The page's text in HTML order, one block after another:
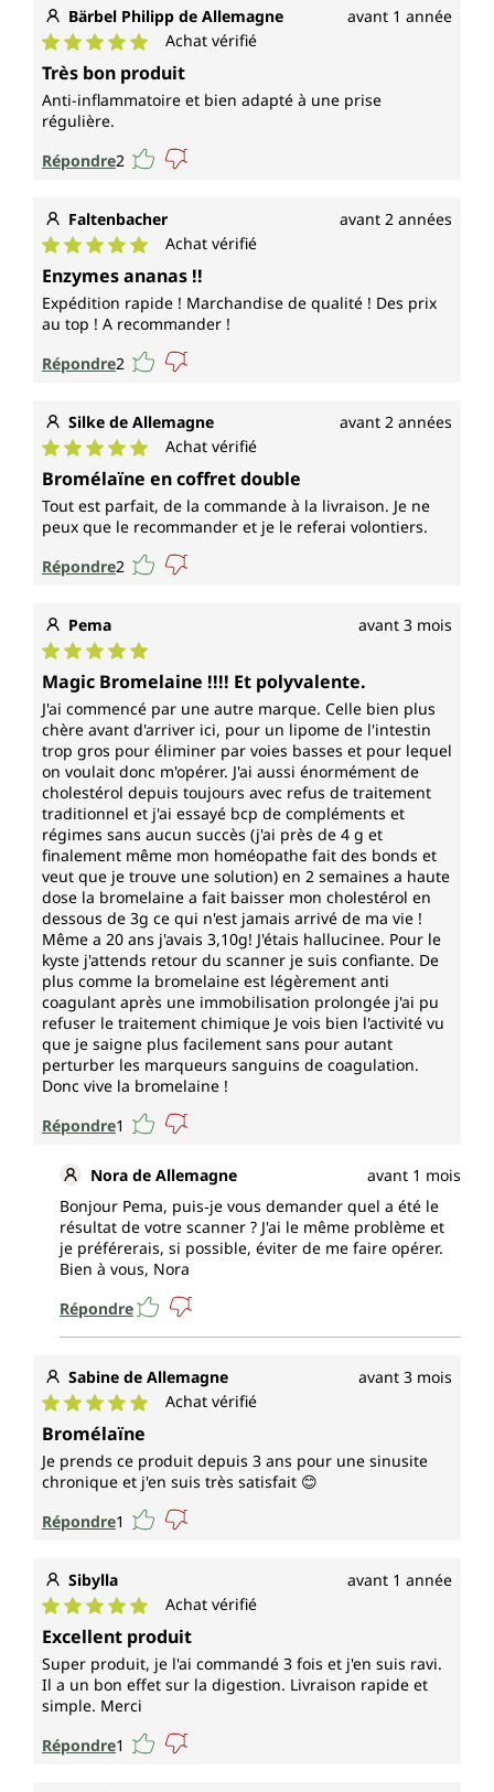
Bärbel Philipp de Allemagne avant 1 année
Note moyenne de 5 sur 5 étoiles
Achat vérifié
Très bon produit
Anti-inflammatoire et bien adapté à une prise
régulière.
Répondre2
Faltenbacher avant 2 années
Note moyenne de 5 sur 5 étoiles
Achat vérifié
Enzymes ananas !!
Expédition rapide ! Marchandise de qualité ! Des prix
au top ! A recommander !
Répondre2
Silke de Allemagne avant 2 années
Note moyenne de 5 sur 5 étoiles
Achat vérifié
Bromélaïne en coffret double
Tout est parfait, de la commande à la livraison. Je ne
peux que le recommander et je le referai volontiers.
Répondre2
Pema avant 3 mois
Note moyenne de 5 sur 5 étoiles
Magic Bromelaine !!!! Et polyvalente.
J'ai commencé par une autre marque. Celle bien plus
chère avant d'arriver ici, pour un lipome de l'intestin
trop gros pour éliminer par voies basses et pour lequel
on voulait donc m'opérer. J'ai aussi énormément de
cholestérol depuis toujours avec refus de traitement
traditionnel et j'ai essayé bcp de compléments et
régimes sans aucun succès (j'ai près de 4 g et
finalement même mon homéopathe fait des bonds et
veut que je trouve une solution) en 2 semaines a haute
dose la bromelaine a fait baisser mon cholestérol en
dessous de 3g ce qui n'est jamais arrivé de ma vie !
Même a 20 ans j'avais 3,10g! J'étais hallucinee. Pour le
kyste j'attends retour du scanner je suis confiante. De
plus comme la bromelaine est légèrement anti
coagulant après une immobilisation prolongée j'ai pu
refuser le traitement chimique Je vois bien l'activité vu
que je saigne plus facilement sans pour autant
perturber les marqueurs sanguins de coagulation.
Donc vive la bromelaine !
Répondre1
Nora de Allemagne
avant 1 mois
Bonjour Pema, puis‑je vous demander quel a été le
résultat de votre scanner ? J'ai le même problème et
je préférerais, si possible, éviter de me faire opérer.
Bien à vous, Nora
Répondre
Sabine de Allemagne avant 3 mois
Note moyenne de 5 sur 5 étoiles
Achat vérifié
Bromélaïne
Je prends ce produit depuis 3 ans pour une sinusite
chronique et j'en suis très satisfait 😊
Répondre1
Sibylla avant 1 année
Note moyenne de 5 sur 5 étoiles
Achat vérifié
Excellent produit
Super produit, je l'ai commandé 3 fois et j'en suis ravi.
Il a un bon effet sur la digestion. Livraison rapide et
simple. Merci
Répondre1